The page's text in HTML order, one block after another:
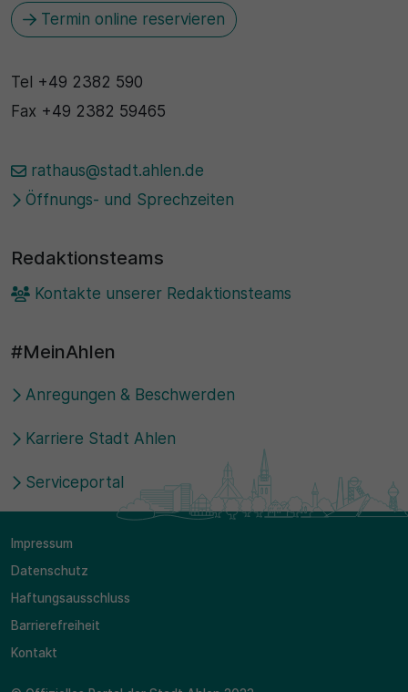
Termin online reservieren
Tel +49 2382 590
Fax +49 2382 59465
rathaus@stadt.ahlen.de
Öffnungs- und Sprechzeiten
Redaktionsteams
Kontakte unserer Redaktionsteams
#MeinAhlen
Anregungen & Beschwerden
Karriere Stadt Ahlen
Serviceportal
Impressum
Datenschutz
Haftungsausschluss
Barrierefreiheit
Kontakt
vorübergehende Daten des Besuchs zu speichern.